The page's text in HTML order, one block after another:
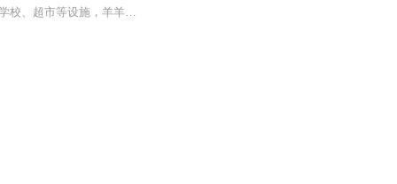
《喜羊羊与灰太狼》的故事发生在羊历3513年的青青草原，羊羊族群繁荣昌盛，拥有小镇、学校、超市等设施，羊羊们幸福快乐地生活。然而，对岸森林里的灰太狼和红太狼却对羊群垂涎三尺，灰太狼每天想尽办法跨越铁栅栏抓羊，但他的对手是全羊族最聪明的喜羊羊...